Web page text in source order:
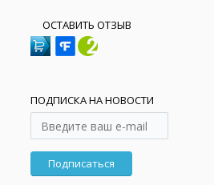
ОСТАВИТЬ ОТЗЫВ
ПОДПИСКА НА НОВОСТИ
Подписаться